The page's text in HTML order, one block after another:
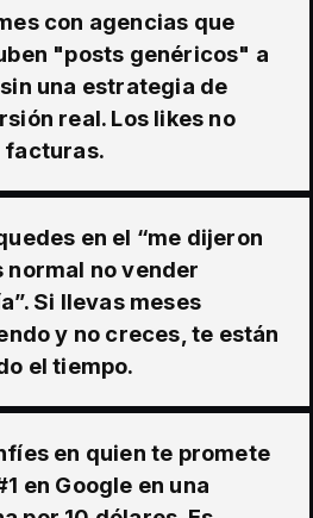
con agencias que
"posts genéricos" a
una estrategia de
real. Los likes no
facturas.
en el “me dijeron
normal no vender
Si llevas meses
y no creces, te están
el tiempo.
en quien te promete
en Google en una